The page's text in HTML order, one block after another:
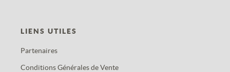
LIENS UTILES
Partenaires
Conditions Générales de Vente